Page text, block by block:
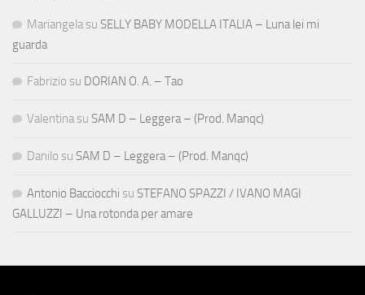
Mariangela su SELLY BABY MODELLA ITALIA – Luna lei mi
guarda
Fabrizio su DORIAN O. A. – Tao
Valentina su SAM D – Leggera – (Prod. Manqc)
Danilo su SAM D – Leggera – (Prod. Manqc)
Antonio Bacciocchi su STEFANO SPAZZI / IVANO MAGI
GALLUZZI – Una rotonda per amare